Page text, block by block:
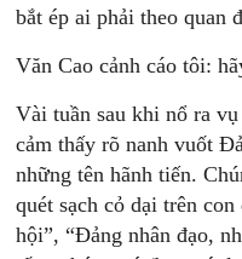
bắt ép ai phải theo quan
Văn Cao cảnh cáo tôi:
Vài tuần sau khi nổ ra
cảm thấy rõ nanh vuốt
những tên hãnh tiến.
quét sạch cỏ dại trên
hội”, “Ðảng nhân đạo,